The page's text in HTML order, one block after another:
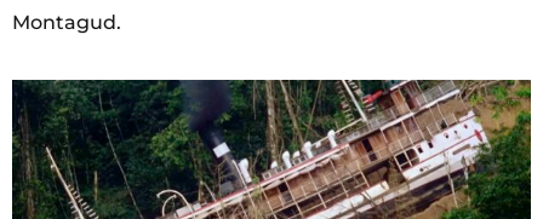
Montagud.